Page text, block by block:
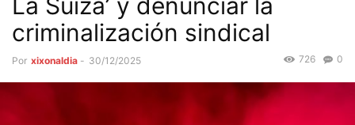
criminalización sindical
Por xixonaldia - 30/12/2025 0
726